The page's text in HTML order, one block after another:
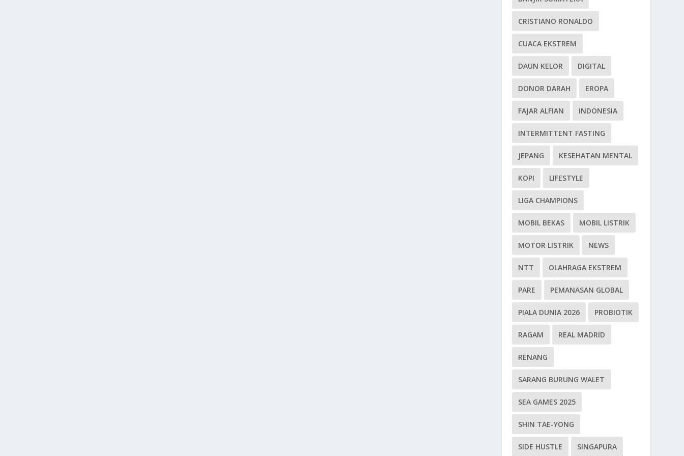
CRISTIANO RONALDO
CUACA EKSTREM
DAUN KELOR DIGITAL
DONOR DARAH EROPA
FAJAR ALFIAN INDONESIA
INTERMITTENT FASTING
JEPANG KESEHATAN MENTAL
KOPI LIFESTYLE
LIGA CHAMPIONS
MOBIL BEKAS MOBIL LISTRIK
MOTOR LISTRIK NEWS
NTT OLAHRAGA EKSTREM
PARE PEMANASAN GLOBAL
PIALA DUNIA 2026 PROBIOTIK
RAGAM REAL MADRID
RENANG
SARANG BURUNG WALET
SEA GAMES 2025
SHIN TAE-YONG
SIDE HUSTLE SINGAPURA